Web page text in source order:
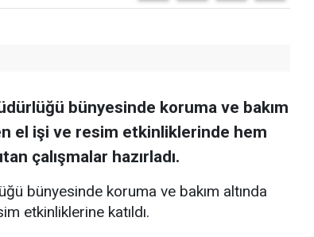
bünyesinde koruma ve bakım
el işi ve resim etkinliklerinde hem
çalışmalar hazırladı.
bünyesinde koruma ve bakım altında
etkinliklerine katıldı.